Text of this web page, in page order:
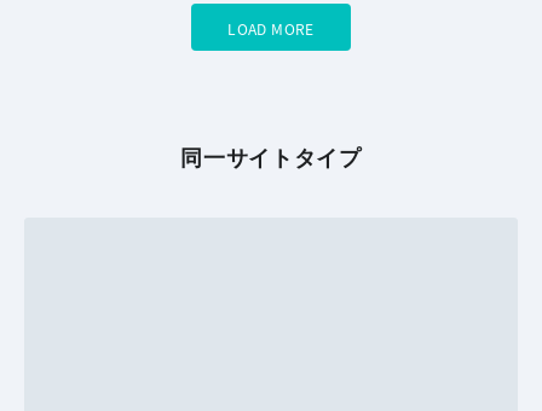
LOAD MORE
同一サイトタイプ